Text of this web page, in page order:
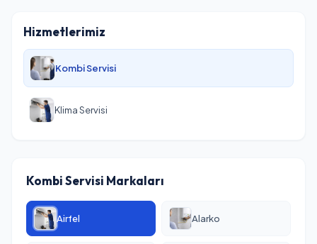
Hizmetlerimiz
Kombi Servisi
Klima Servisi
Kombi Servisi Markaları
Airfel Alarko